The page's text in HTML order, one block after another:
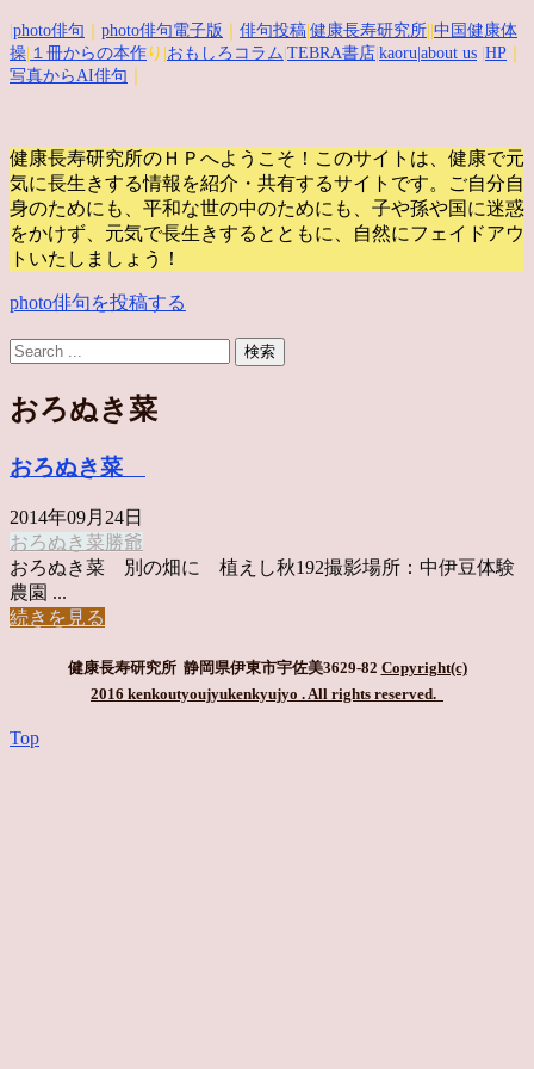
photo俳句 photo俳句電子版 俳句投稿 健康長寿研究所 中国健康体
操 １冊からの本作 り| おもしろコラム TEBRA書店 kaoru |about us HP
写真からAI俳句
健康長寿研究所のＨＰへようこそ！このサイトは、健康で元
気に長生きする情報を紹介・共有するサイトです。
ご自分自
身のためにも、平和な世の中のためにも、子や孫や国に迷惑
をかけず、元気で長生きするとともに、自然にフェイドアウ
トいたしましょう！
photo俳句を投稿する
おろぬき菜
おろぬき菜
2014年09月24日
おろぬき菜 勝爺
おろぬき菜 別の畑に 植えし秋192撮影場所：中伊豆体験
農園 ...
続きを見る
健康長寿研究所 静岡県伊東市宇佐美3629-82 Copyright(c)
2016 kenkoutyoujyukenkyujyo . All rights reserved.
Top